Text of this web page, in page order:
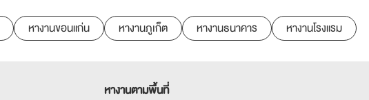
หางานขอนแก่น หางานภูเก็ต หางานธนาคาร หางานโรงแรม
หางานตามพื้นที่